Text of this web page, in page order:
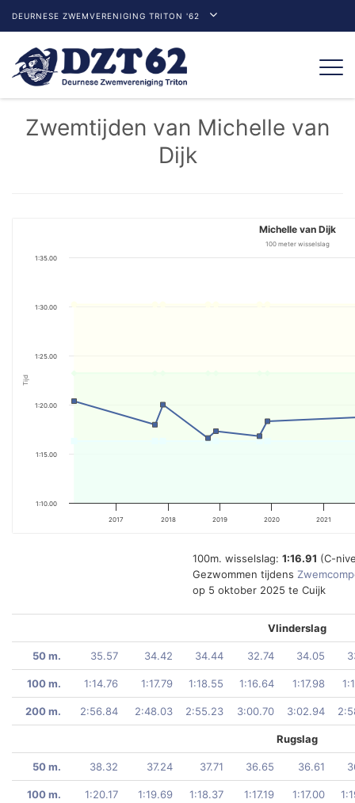
DEURNESE ZWEMVERENIGING TRITON '62
Zwemtijden van Michelle van
Dijk
Tijd
Michelle van Dijk
100 meter wisselslag
2017 2018 2019 2020 2021
1:10.00
1:15.00
1:20.00
1:25.00
1:30.00
1:35.00
100m. wisselslag: 1:16.91 (C-
Gezwommen tijdens
op 5 oktober 2025 te Cuijk
Vlinderslag
50 m. 35.57 34.42 34.44 32.74 34.05
100 m. 1:14.76 1:17.79 1:18.55 1:16.64 1:17.98
200 m. 2:56.84 2:48.03 2:55.23 3:00.70 3:02.94
Rugslag
50 m. 38.32 37.24 37.71 36.65 36.61
100 m. 1:20.17 1:19.69 1:18.37 1:17.19 1:17.00